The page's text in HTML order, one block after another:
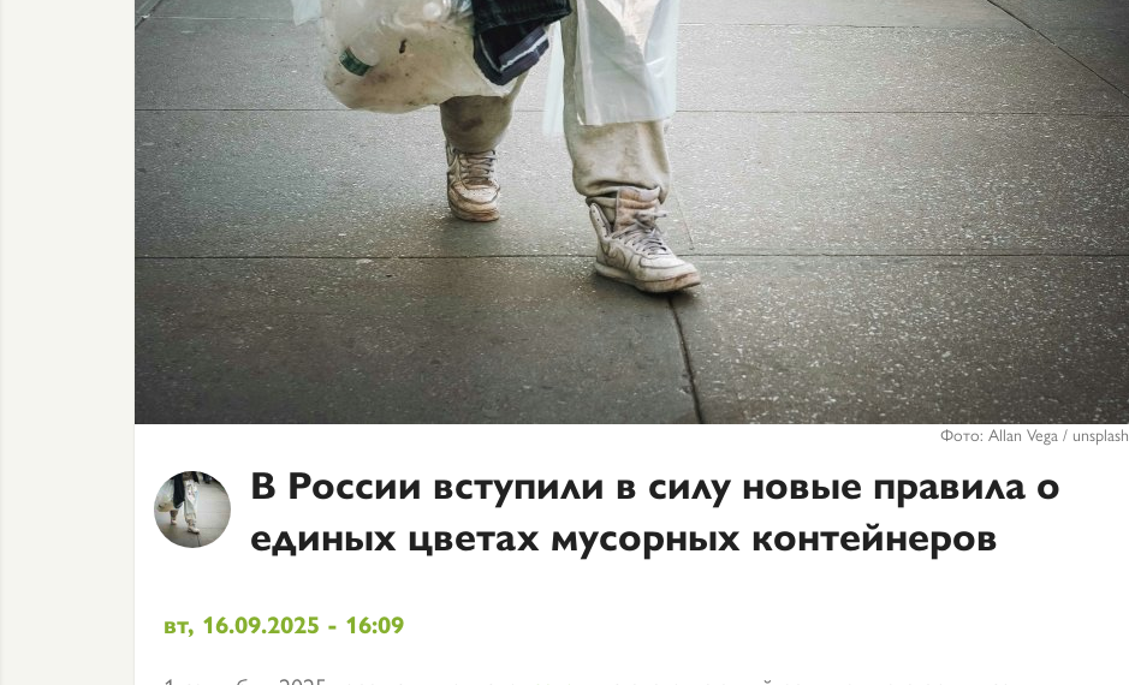
Фото: Allan Vega / unsplash
В России вступили в силу новые правила о
единых цветах мусорных контейнеров
вт, 16.09.2025 - 16:09